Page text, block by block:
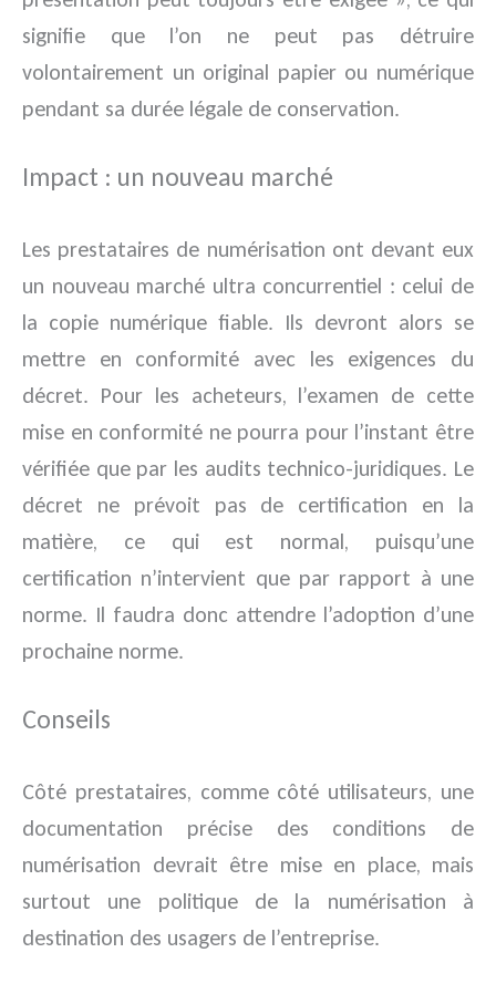
signifie que l’on ne peut pas détruire
volontairement un original papier ou numérique
pendant sa durée légale de conservation.
Impact : un nouveau marché
Les prestataires de numérisation ont devant eux
un nouveau marché ultra concurrentiel : celui de
la copie numérique fiable. Ils devront alors se
mettre en conformité avec les exigences du
décret. Pour les acheteurs, l’examen de cette
mise en conformité ne pourra pour l’instant être
vérifiée que par les audits technico-juridiques. Le
décret ne prévoit pas de certification en la
matière, ce qui est normal, puisqu’une
certification n’intervient que par rapport à une
norme. Il faudra donc attendre l’adoption d’une
prochaine norme.
Conseils
Côté prestataires, comme côté utilisateurs, une
documentation précise des conditions de
numérisation devrait être mise en place, mais
surtout une politique de la numérisation à
destination des usagers de l’entreprise.